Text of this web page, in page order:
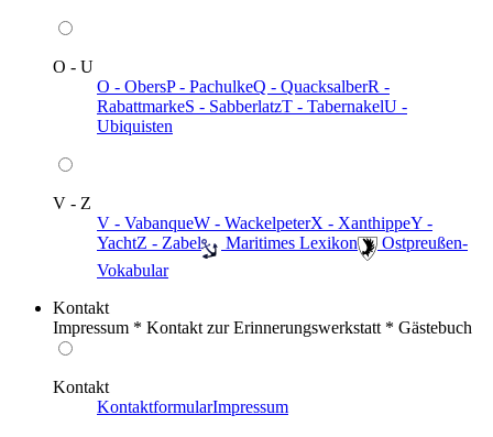
O - U
O - ObersP - PachulkeQ - QuacksalberR -
RabattmarkeS - SabberlatzT - TabernakelU -
Ubiquisten
V - Z
V - VabanqueW - WackelpeterX - XanthippeY -
YachtZ - Zabel ️ Maritimes Lexikon
️ Ostpreußen-
Vokabular
Kontakt
Impressum * Kontakt zur Erinnerungswerkstatt * Gästebuch
Kontakt
KontaktformularImpressum